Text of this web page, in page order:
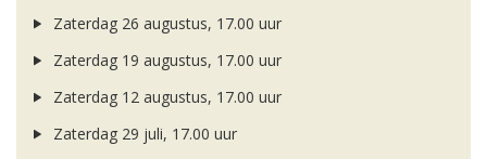
Zaterdag 26 augustus, 17.00 uur
Zaterdag 19 augustus, 17.00 uur
Zaterdag 12 augustus, 17.00 uur
Zaterdag 29 juli, 17.00 uur